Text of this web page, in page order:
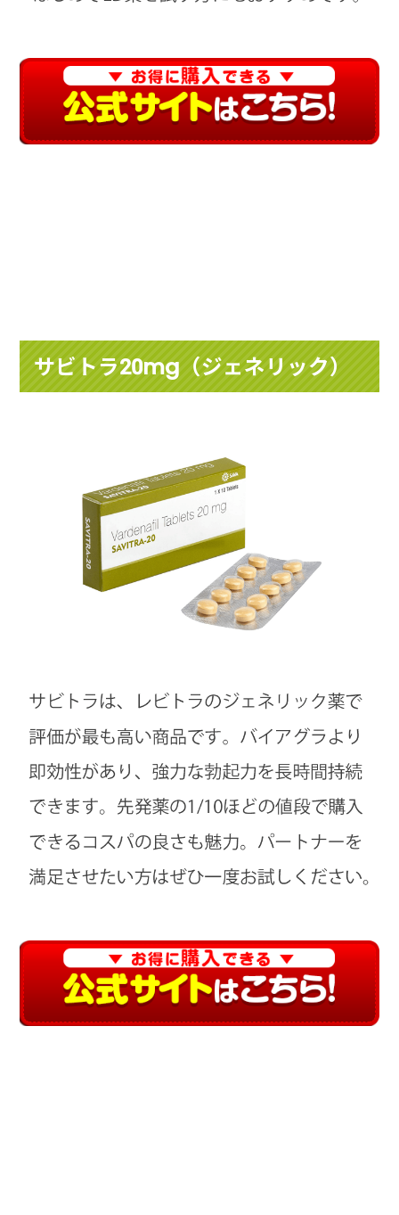
サビトラ20mg（ジェネリック）